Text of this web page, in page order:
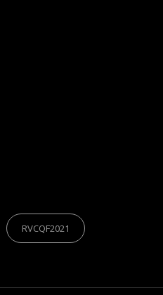
RVCQF2021